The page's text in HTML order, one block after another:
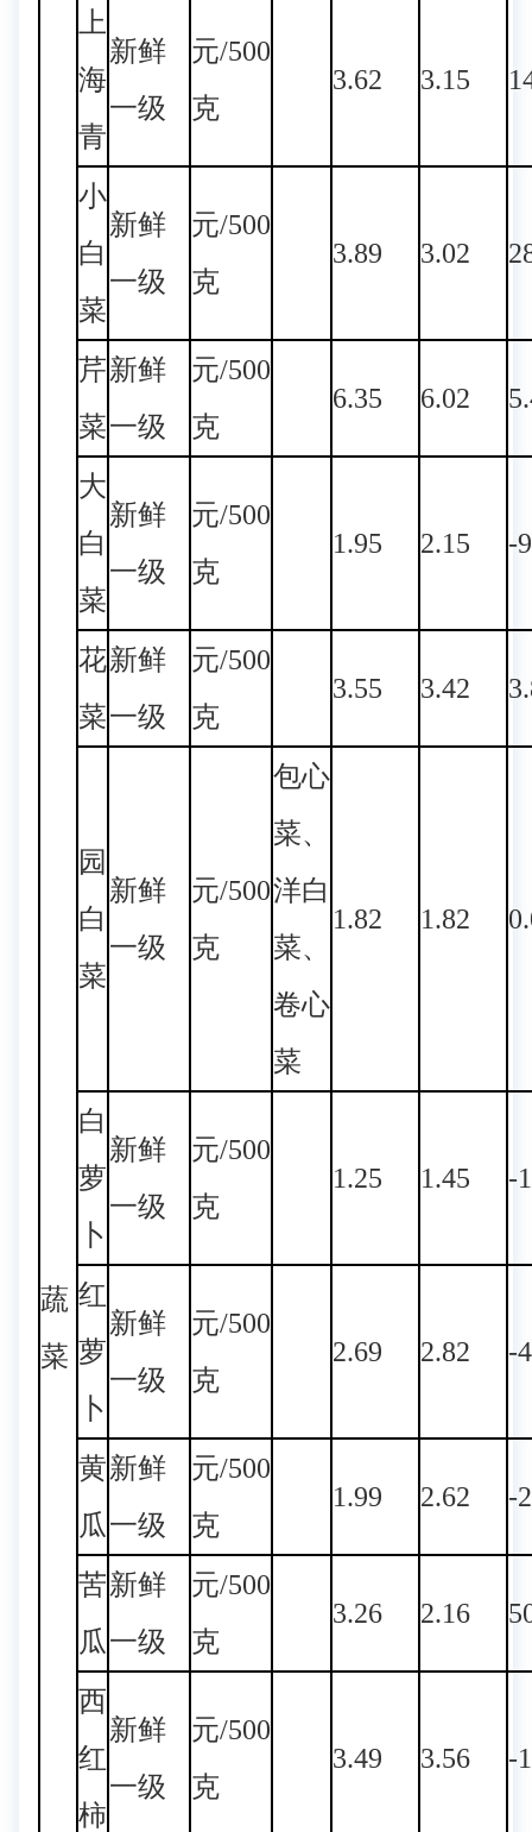
蔬
菜
上
海
青
新鲜
一级
元/500
克
3.62 3.15
小
白
菜
新鲜
一级
元/500
克
3.89 3.02
芹
菜
新鲜
一级
元/500
克
6.35 6.02
大
白
菜
新鲜
一级
元/500
克
1.95 2.15 -
花
菜
新鲜
一级
元/500
克
3.55 3.42
园
白
菜
新鲜
一级
元/500
克
包心
菜、
洋白
菜、
卷心
菜
1.82 1.82
白
萝
卜
新鲜
一级
元/500
克
1.25 1.45 -
红
萝
卜
新鲜
一级
元/500
克
2.69 2.82 -
黄
瓜
新鲜
一级
元/500
克
1.99 2.62 -
苦
瓜
新鲜
一级
元/500
克
3.26 2.16
西
红
柿
新鲜
一级
元/500
克
3.49 3.56 -